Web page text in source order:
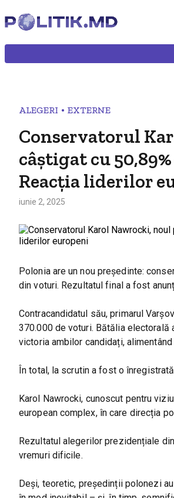
ALEGERI • EXTERNE
Conservatorul
câștigat cu
Reacția liderilor
iunie 2, 2025
Polonia are un nou președinte:
din voturi. Rezultatul final a fost
Contracandidatul său, primarul
370.000 de voturi. Bătălia
victoria ambilor candidați,
În total, la scrutin a fost o
Karol Nawrocki, cunoscut pentru
european complex, în care direcția
Rezultatul alegerilor prezidențiale
vremuri dificile.
Deși, teoretic, președinții polonezi